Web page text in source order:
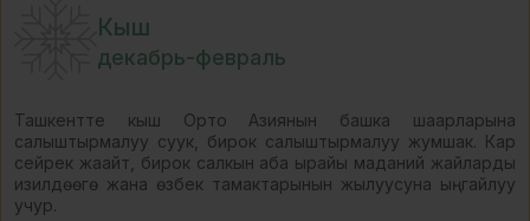
Кыш
декабрь-февраль
Ташкентте кыш Орто Азиянын башка шаарларына
салыштырмалуу суук, бирок салыштырмалуу жумшак. Кар
сейрек жаайт, бирок салкын аба ырайы маданий жайларды
изилдөөгө жана өзбек тамактарынын жылуусуна ыңгайлуу
учур.